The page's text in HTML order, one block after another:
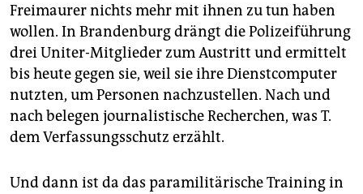
Freimaurer nichts mehr mit ihnen zu tun haben
wollen. In Brandenburg drängt die Polizeiführung
drei Uniter-Mitglieder zum Austritt und ermittelt
bis heute gegen sie, weil sie ihre Dienstcomputer
nutzten, um Personen nachzustellen. Nach und
nach belegen journalistische Recherchen, was T.
dem Verfassungsschutz erzählt.
Und dann ist da das paramilitärische Training in